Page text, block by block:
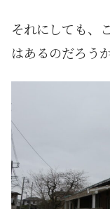
それにしても、
はあるのだろう